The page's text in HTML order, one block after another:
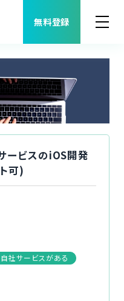
無料登録
ービスのiOS開発
可)
自社サービスがある